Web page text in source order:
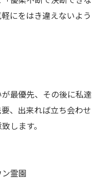
にをはき違えないよう
最優先、その後に私達
、出来れば立ち会わせ
します。
霊園